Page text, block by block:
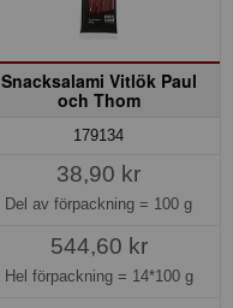
Snacksalami Vitlök Paul
och Thom
179134
38,90 kr
Del av förpackning = 100 g
544,60 kr
Hel förpackning = 14*100 g